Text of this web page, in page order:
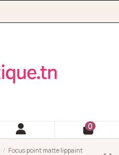
0
Focus point matte lippaint